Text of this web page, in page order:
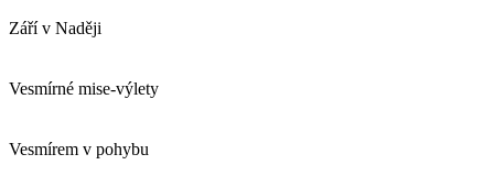
Září v Naději
Vesmírné mise-výlety
Vesmírem v pohybu